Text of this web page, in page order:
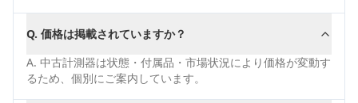
Q. 価格は掲載されていますか？
A. 中古計測器は状態・付属品・市場状況により価格が変動す
るため、個別にご案内しています。